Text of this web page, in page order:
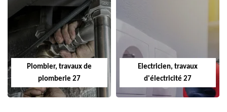
Plombier, travaux de
plomberie 27
Electricien, travaux
d'électricité 27